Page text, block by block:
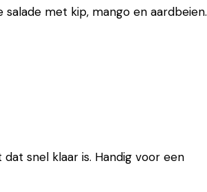
met kip, mango en aardbeien.
snel klaar is. Handig voor een